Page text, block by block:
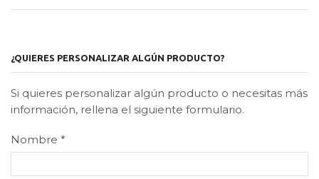
¿QUIERES PERSONALIZAR ALGÚN PRODUCTO?
Si quieres personalizar algún producto o necesitas más
información, rellena el siguiente formulario.
Nombre *